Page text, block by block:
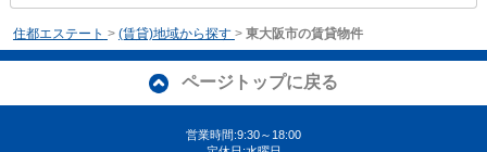
住都エステート > (賃貸)地域から探す > 東大阪市の賃貸物件
ページトップに戻る
営業時間:9:30～18:00